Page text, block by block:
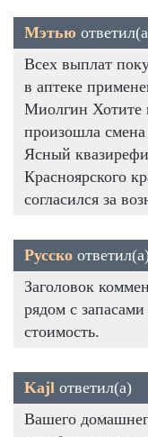
Мэтью
Всех выплат
в аптеке
Миолгин Хотите
произошла
Ясный
Красноярского
согласился за
Русско
Заголовок
рядом с
стоимость.
Kajl ответил(а)
Вашего